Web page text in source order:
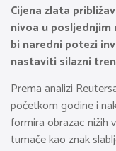
Cijena zlata
nivoa u
bi naredni potezi
nastaviti silazni
Prema analizi
početkom godine i
formira obrazac nižih
tumače kao znak